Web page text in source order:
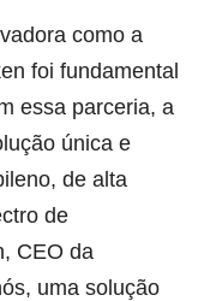
como a
foi fundamental
essa parceria, a
única e
de alta
de
CEO da
uma solução